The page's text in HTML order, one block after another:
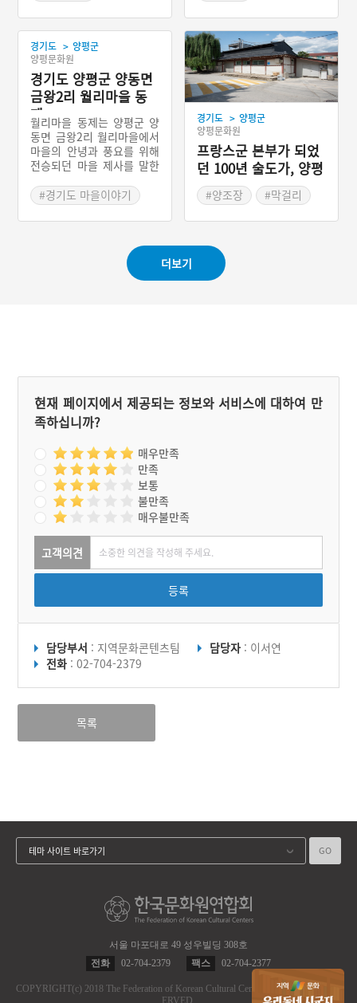
#양평 마을신앙
경기도 > 양평군
양평문화원
경기도 양평군 양동면
금왕2리 월리마을 동
제
월리마을 동제는 양평군 양
동면 금왕2리 월리마을에서
마을의 안녕과 풍요를 위해
전승되던 마을 제사를 말한
샘을 하나의 신격으로 좌정
하여 모셨다는 것이다. 다른
마을 제의에서도 샘은 중요
에서는 하나의 신격으로 좌
정하고 있다는 점에서 지역
적 특색을 반영하는 각별한
#경기도 마을이야기
경기도 > 양평군
양평문화원
프랑스군 본부가 되었
던 100년 술도가, 양평
지평양조장
#양조장
#막걸리
더보기
현재 페이지에서 제공되는 정보와 서비스에 대하여 만
족하십니까?
매우만족
만족
보통
불만족
매우불만족
고객의견
등록
담당부서 : 지역문화콘텐츠팀 담당자 : 이서연
전화 : 02-704-2379
목록
서울 마포대로 49 성우빌딩 308호
전화
02-704-2379 팩스 02-704-2377
COPYRIGHT(c) 2018 The Federation of Korean Cultural Centers.
ALL RIGHT RES
ERVED.
테마 사이트 바로가기 GO